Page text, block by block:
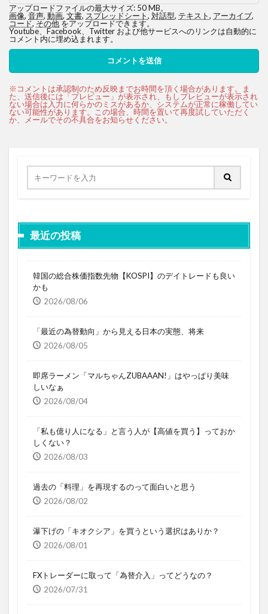
アップロードファイルの最大サイズ: 50 MB。
画像, 音声, 動画, 文書, スプレッドシート, 対話型, テキスト, アーカイブ,
コード,その他をアップロードできます。
Youtube、Facebook、Twitter および他サービスへのリンクは自動的に
コメント内に埋め込まれます。
最近の投稿
韓国の総合株価指数先物【KOSPI】のデイトレードも良い
かも
2026/08/06
「最近の為替動向」から見える日本の実態、将来
2026/08/05
即席ラーメン「マルちゃんZUBAAAN!」はやっぱり美味
しいなぁ
2026/08/04
「私も億り人になる」と言う人が【高値を買う】っておか
しくない？
2026/08/03
過去の「料理」を再現するのって面白いと思う
2026/08/02
瀑下げの「キオクシア」を買うという選択はありか？
2026/08/01
FXトレーダーに取って「為替介入」ってどうなの？
2026/07/31